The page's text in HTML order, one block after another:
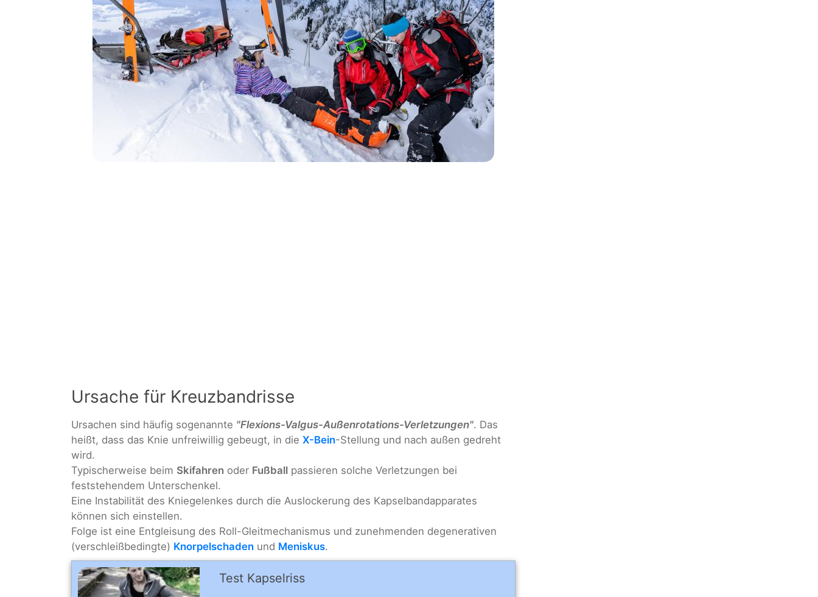
Ursache für Kreuzbandrisse
Ursachen sind häufig sogenannte "Flexions-Valgus-Außenrotations-Verletzungen". Das
heißt, dass das Knie unfreiwillig gebeugt, in die X-Bein-Stellung und nach außen gedreht
wird.
Typischerweise beim Skifahren oder Fußball passieren solche Verletzungen bei
feststehendem Unterschenkel.
Eine Instabilität des Kniegelenkes durch die Auslockerung des Kapselbandapparates
können sich einstellen.
Folge ist eine Entgleisung des Roll-Gleitmechanismus und zunehmenden degenerativen
(verschleißbedingte) Knorpelschaden und Meniskus.
Test Kapselriss